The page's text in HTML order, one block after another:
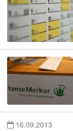
16.09.2013